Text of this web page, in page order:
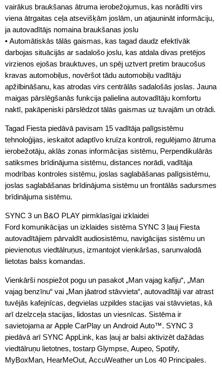
vairākus braukšanas ātruma ierobežojumus, kas norādīti virs
viena ātrgaitas ceļa atsevišķām joslām, un atjaunināt informāciju,
ja autovadītājs nomaina braukšanas joslu
• Automātiskās tālās gaismas, kas tagad daudz efektīvāk
darbojas situācijās ar sadalošo joslu, kas atdala divas pretējos
virzienos ejošas brauktuves, un spēj uztvert pretim braucošus
kravas automobiļus, novēršot tādu automobiļu vadītāju
apžilbināšanu, kas atrodas virs centrālās sadalošās joslas. Jauna
maigas pārslēgšanās funkcija palielina autovadītāju komfortu
naktī, pakāpeniski pārslēdzot tālās gaismas uz tuvajām un otrādi.
Tagad Fiesta piedāvā pavisam 15 vadītāja palīgsistēmu
tehnoloģijas, ieskaitot adaptīvo kruīza kontroli, regulējamo ātruma
ierobežotāju, aklās zonas informācijas sistēmu, Perpendikulārās
satiksmes brīdinājuma sistēmu, distances norādi, vadītāja
modrības kontroles sistēmu, joslas saglabāšanas palīgsistēmu,
joslas saglabāšanas brīdinājuma sistēmu un frontālās sadursmes
brīdinājuma sistēmu.
SYNC 3 un B&O PLAY pirmklasīgai izklaidei
Ford komunikācijas un izklaides sistēma SYNC 3 ļauj Fiesta
autovadītājiem pārvaldīt audiosistēmu, navigācijas sistēmu un
pievienotus viedtālruņus, izmantojot vienkāršas, sarunvalodā
lietotas balss komandas.
Vienkārši nospiežot pogu un pasakot „Man vajag kafiju“, „Man
vajag benzīnu“ vai „Man jāatrod stāvvieta“, autovadītāji var atrast
tuvējās kafejnīcas, degvielas uzpildes stacijas vai stāvvietas, kā
arī dzelzceļa stacijas, lidostas un viesnīcas. Sistēma ir
savietojama ar Apple CarPlay un Android Auto™. SYNC 3
piedāvā arī SYNC AppLink, kas ļauj ar balsi aktivizēt dažādas
viedtālruņu lietotnes, tostarp Glympse, Aupeo, Spotify,
MyBoxMan, HearMeOut, AccuWeather un Los 40 Principales.